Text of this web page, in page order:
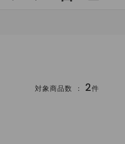
対象商品数 ： 2件